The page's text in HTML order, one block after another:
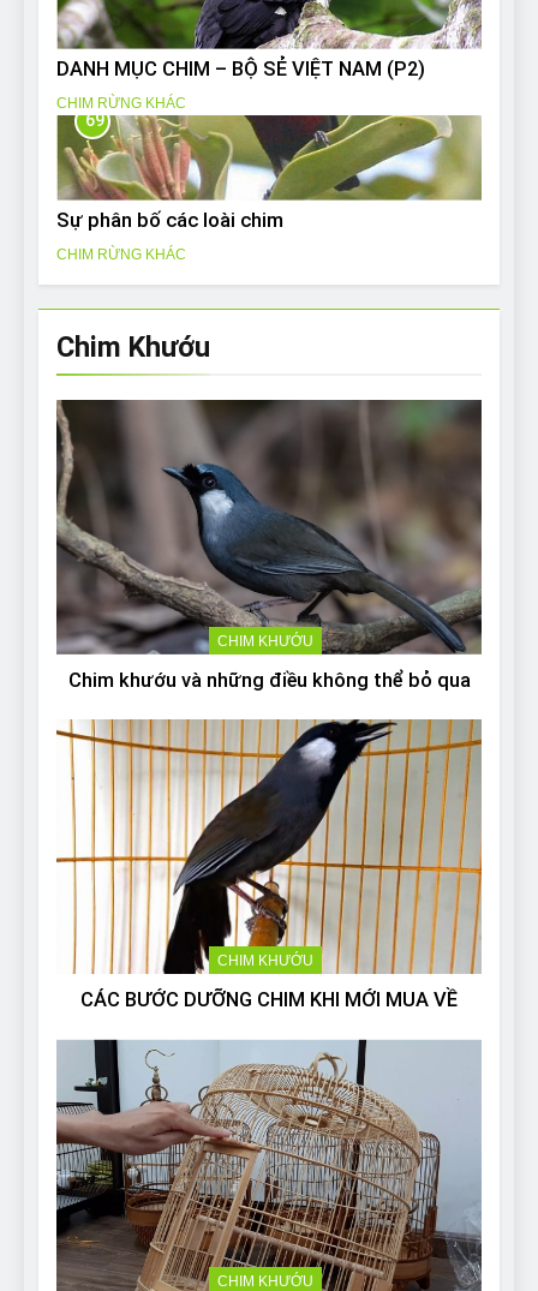
DANH MỤC CHIM – BỘ SẺ VIỆT NAM (P2)
CHIM RỪNG KHÁC
69
Sự phân bố các loài chim
CHIM RỪNG KHÁC
Chim Khướu
CHIM KHƯỚU
Chim khướu và những điều không thể bỏ qua
CHIM KHƯỚU
CÁC BƯỚC DƯỠNG CHIM KHI MỚI MUA VỀ
CHIM KHƯỚU